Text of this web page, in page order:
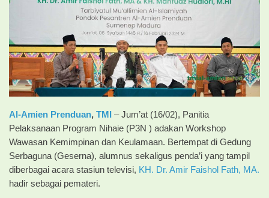
Al-Amien Prenduan, TMI
– Jum’at (16/02), Panitia
Pelaksanaan Program Nihaie (P3N ) adakan Workshop
Wawasan Kemimpinan dan Keulamaan. Bertempat di Gedung
Serbaguna (Geserna), alumnus sekaligus penda’i yang tampil
diberbagai acara stasiun televisi, KH. Dr. Amir Faishol Fath, MA.
hadir sebagai pemateri.